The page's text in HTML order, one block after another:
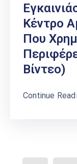
Κέντρο
Που
Βίντεο)
Continue